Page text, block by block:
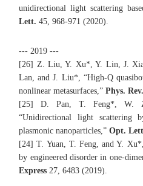
unidirectional light scattering
Lett. 45, 968-971 (2020).
--- 2019 ---
[26] Z. Liu, Y. Xu*, Y. Lin, J.
Lan, and J. Liu*, “High-Q
nonlinear metasurfaces,”Phys.
[25] D. Pan, T. Feng*, W.
“Unidirectional light scattering
plasmonic nanoparticles,”Opt.
[24] T. Yuan, T. Feng, and Y.
by engineered disorder in one-
Express 27, 6483 (2019).